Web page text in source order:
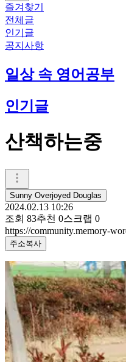
즐겨찾기
전체글
인기글
공지사항
일상 속 영어공부
인기글
산책하는중
Sunny Overjoyed Douglas
2024.02.13 10:26
조회 83추천 0스크랩 0
https://community.memory-
주소복사